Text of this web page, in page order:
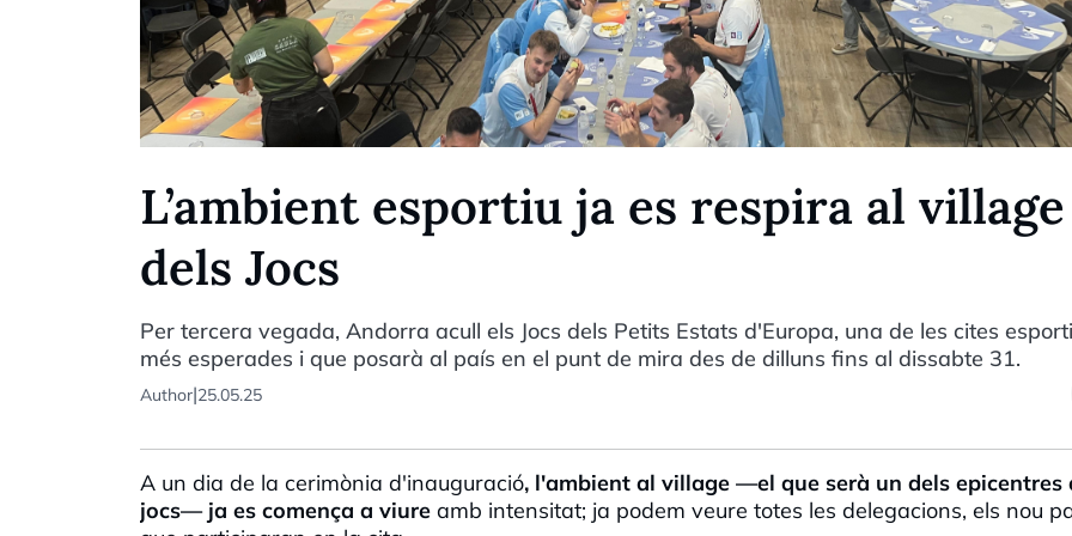
L’ambient esportiu ja es respira al village
dels Jocs
Per tercera vegada, Andorra acull els Jocs dels Petits Estats d'Europa, una de les cites
més esperades i que posarà al país en el punt de mira des de dilluns fins al dissabte 31.
Author|25.05.25
A un dia de la cerimònia d'inauguració, l'ambient al village —el que serà un dels epicentres
jocs— ja es comença a viure amb intensitat; ja podem veure totes les delegacions, els nou